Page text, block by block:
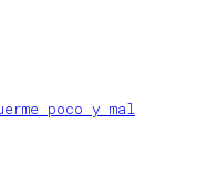
poco y mal